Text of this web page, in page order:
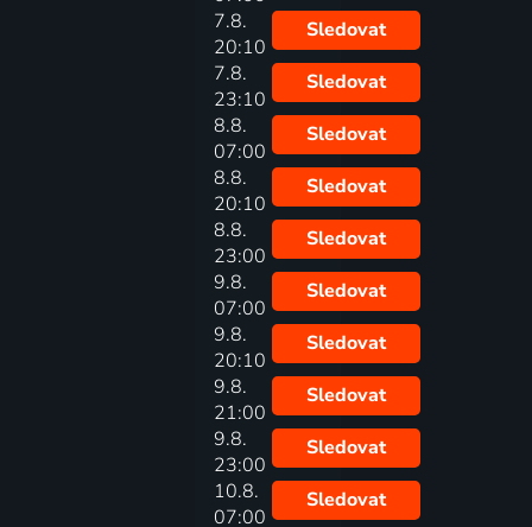
7.8.
20:10
Sledovat
7.8.
23:10
Sledovat
8.8.
07:00
Sledovat
8.8.
20:10
Sledovat
8.8.
23:00
Sledovat
9.8.
07:00
Sledovat
9.8.
20:10
Sledovat
9.8.
21:00
Sledovat
9.8.
23:00
Sledovat
10.8.
07:00
Sledovat